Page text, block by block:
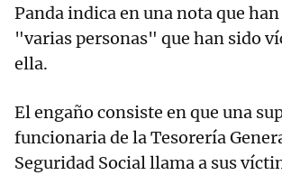
Panda indica en una nota que
"varias personas" que han sido
ella.
El engaño consiste en que una
funcionaria de la Tesorería
Seguridad Social llama a sus